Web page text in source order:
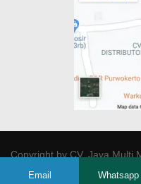
Copyright byCV. Java Multi
Email Whatsapp